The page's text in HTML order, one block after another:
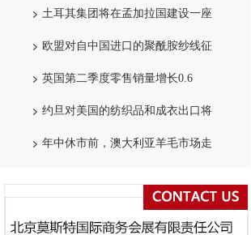
土耳其集团将在孟加拉国建设一座
欧盟对自中国进口的聚酰胺纱线征
英国第二季度零售销量增长0.6
约旦对美国的纺织品和成衣出口将
年中休市前，澳大利亚羊毛市场走